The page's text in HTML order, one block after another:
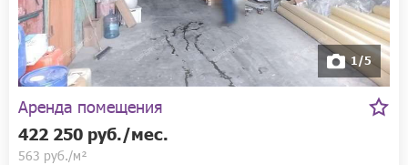
1/5
Аренда помещения
422 250 руб./мес.
563 руб./м²